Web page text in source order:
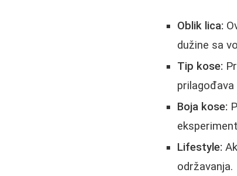
Oblik lica:
dužine sa
Tip kose:
Boja kose:
Lifestyle:
održavanja.